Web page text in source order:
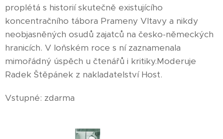
proplétá s historií skutečně existujícího
koncentračního tábora Prameny Vltavy a nikdy
neobjasněných osudů zajatců na česko-německých
hranicích. V loňském roce s ní zaznamenala
mimořádný úspěch u čtenářů i kritiky.Moderuje
Radek Štěpánek z nakladatelství Host.
Vstupné: zdarma